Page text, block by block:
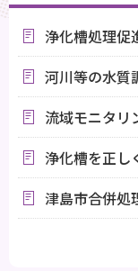
す
浄化槽処理促
河川等の水質
流域モニタ
浄化槽を正し
津島市合併処